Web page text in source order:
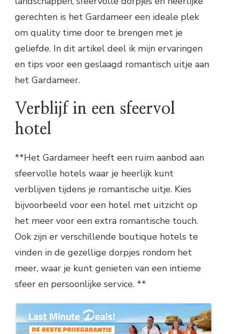
gerechten is het Gardameer een ideale plek
om quality time door te brengen met je
geliefde. In dit artikel deel ik mijn ervaringen
en tips voor een geslaagd romantisch uitje aan
het Gardameer.
Verblijf in een sfeervol
hotel
**Het Gardameer heeft een ruim aanbod aan
sfeervolle hotels waar je heerlijk kunt
verblijven tijdens je romantische uitje. Kies
bijvoorbeeld voor een hotel met uitzicht op
het meer voor een extra romantische touch.
Ook zijn er verschillende boutique hotels te
vinden in de gezellige dorpjes rondom het
meer, waar je kunt genieten van een intieme
sfeer en persoonlijke service. **